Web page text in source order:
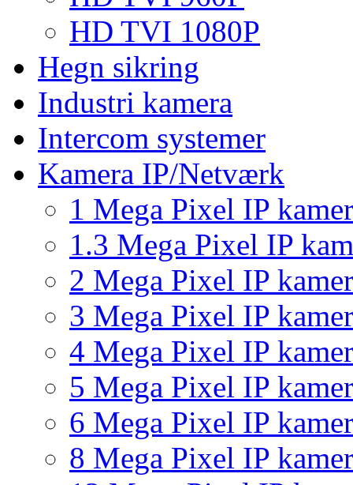
HD TVI 1080P
Hegn sikring
Industri kamera
Intercom systemer
Kamera IP/Netværk
1 Mega Pixel IP
1.3 Mega Pixel IP
2 Mega Pixel IP
3 Mega Pixel IP
4 Mega Pixel IP
5 Mega Pixel IP
6 Mega Pixel IP
8 Mega Pixel IP